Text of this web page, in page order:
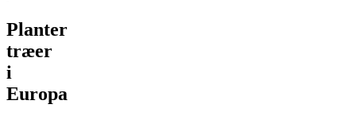
Planter
træer
i
Europa